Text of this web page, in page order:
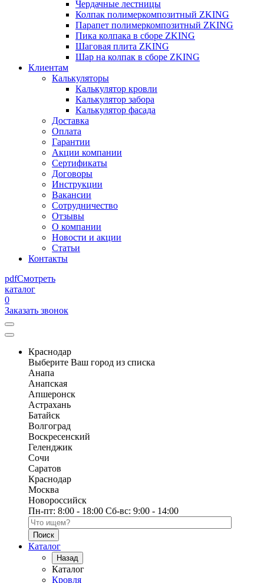
Чердачные лестницы
Колпак полимеркомпозитный ZKING
Парапет полимеркомпозитный ZKING
Пика колпака в сборе ZKING
Шаговая плита ZKING
Шар на колпак в сборе ZKING
Клиентам
Калькуляторы
Калькулятор кровли
Калькулятор забора
Калькулятор фасада
Доставка
Оплата
Гарантии
Акции компании
Сертификаты
Договоры
Инструкции
Вакансии
Сотрудничество
Отзывы
О компании
Новости и акции
Статьи
Контакты
pdfСмотреть
каталог
0
Заказать звонок
Краснодар
Выберите Ваш город из списка
Анапа
Анапская
Апшеронск
Астрахань
Батайск
Волгоград
Воскресенский
Геленджик
Сочи
Саратов
Краснодар
Москва
Новороссийск
Пн-пт: 8:00 - 18:00 Сб-вс: 9:00 - 14:00
Поиск по каталогу
Каталог
Назад
Каталог
Кровля